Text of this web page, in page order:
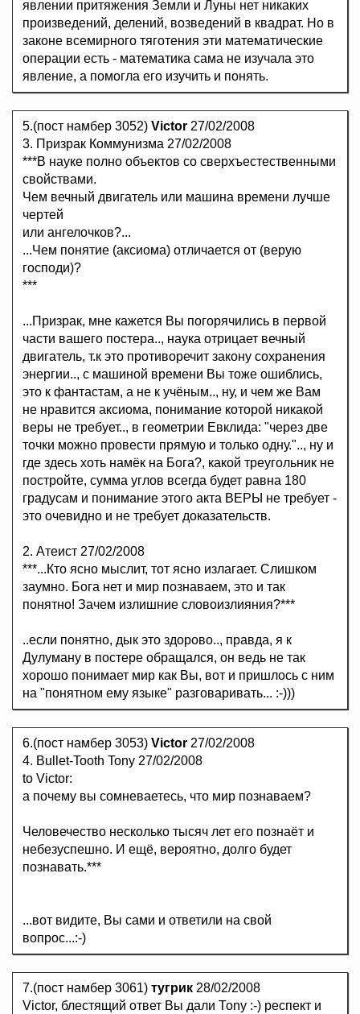
явлении притяжения Земли и Луны нет никаких
произведений, делений, возведений в квадрат. Но в
законе всемирного тяготения эти математические
операции есть - математика сама не изучала это
явление, а помогла его изучить и понять.
5.(пост намбер 3052) Victor 27/02/2008
3. Призрак Коммунизма 27/02/2008
***В науке полно объектов со сверхъестественными
свойствами.
Чем вечный двигатель или машина времени лучше
чертей
или ангелочков?...
...Чем понятие (аксиома) отличается от (верую
господи)?
***
...Призрак, мне кажется Вы погорячились в первой
части вашего постера.., наука отрицает вечный
двигатель, т.к это противоречит закону сохранения
энергии.., с машиной времени Вы тоже ошиблись,
это к фантастам, а не к учёным.., ну, и чем же Вам
не нравится аксиома, понимание которой никакой
веры не требует.., в геометрии Евклида: "через две
точки можно провести прямую и только одну.".., ну и
где здесь хоть намёк на Бога?, какой треугольник не
постройте, сумма углов всегда будет равна 180
градусам и понимание этого акта ВЕРЫ не требует -
это очевидно и не требует доказательств.
2. Атеист 27/02/2008
***...Кто ясно мыслит, тот ясно излагает. Слишком
заумно. Бога нет и мир познаваем, это и так
понятно! Зачем излишние словоизлияния?***
..если понятно, дык это здорово.., правда, я к
Дулуману в постере обращался, он ведь не так
хорошо понимает мир как Вы, вот и пришлось с ним
на "понятном ему языке" разговаривать... :-)))
6.(пост намбер 3053) Victor 27/02/2008
4. Bullet-Tooth Tony 27/02/2008
to Victor:
а почему вы сомневаетесь, что мир познаваем?
Человечество несколько тысяч лет его познаёт и
небезуспешно. И ещё, вероятно, долго будет
познавать.***
...вот видите, Вы сами и ответили на свой
вопрос...:-)
7.(пост намбер 3061) тугрик 28/02/2008
Victоr, блестящий ответ Вы дали Тоnу :-) респект и